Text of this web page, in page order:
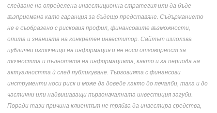
следване на определена инвестиционна стратегия или да бъде
възприемана като гаранция за бъдещо представяне. Съдържанието
не е съобразено с рисковия профил, финансовите възможности,
опита и знанията на конкретен инвеститор. Сайтът използва
публични източници на информация и не носи отговорност за
точността и пълнотата на информацията, както и за периода на
актуалността ѝ след публикуване. Търговията с финансови
инструменти носи риск и може да доведе както до печалби, така и до
частични или надвишаващи първоначалната инвестиция загуби.
Поради тази причина клиентът не трябва да инвестира средства,